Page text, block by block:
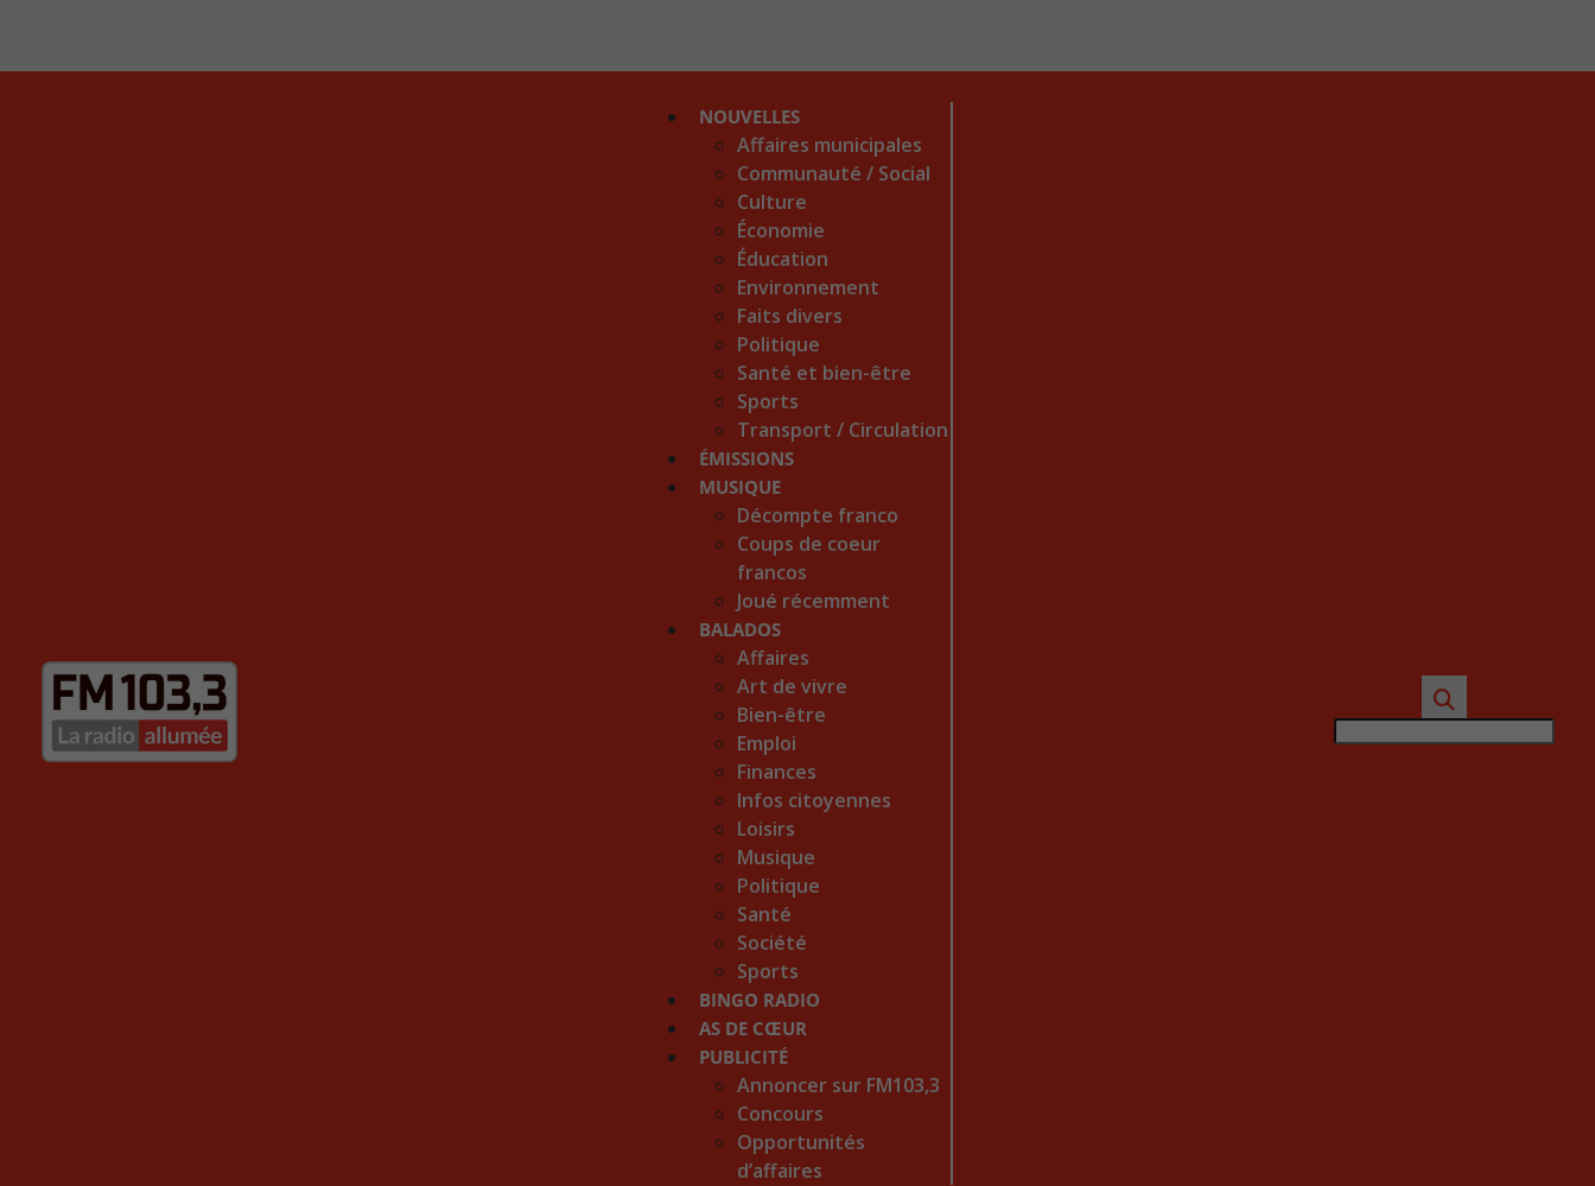
NOUVELLES
Affaires municipales
Communauté / Social
Culture
Économie
Éducation
Environnement
Faits divers
Politique
Santé et bien-être
Sports
Transport / Circulation
ÉMISSIONS
MUSIQUE
Décompte franco
Coups de coeur
francos
Joué récemment
BALADOS
Affaires
Art de vivre
Bien-être
Emploi
Finances
Infos citoyennes
Loisirs
Musique
Politique
Santé
Société
Sports
BINGO RADIO
AS DE CŒUR
PUBLICITÉ
Annoncer sur FM103,3
Concours
Opportunités
d’affaires